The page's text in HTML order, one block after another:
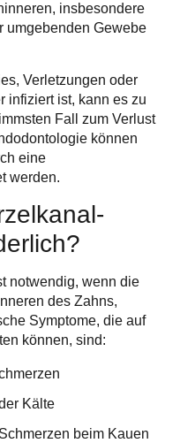
, insbesondere
umgebenden Gewebe
Verletzungen oder
infiziertist, kann es zu
Fall zum Verlust
können
eine
werden.
notwendig, wenn die
des Zahns,
Symptome, die auf
können, sind:
Kälte
beim Kauen